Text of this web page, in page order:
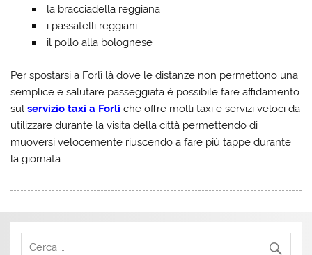
la bracciadella reggiana
i passatelli reggiani
il pollo alla bolognese
Per spostarsi a Forlì là dove le distanze non permettono una
semplice e salutare passeggiata è possibile fare affidamento
sulservizio taxi a Forlì che offre molti taxi e servizi veloci da
utilizzare durante la visita della città permettendo di
muoversi velocemente riuscendo a fare più tappe durante
la giornata.